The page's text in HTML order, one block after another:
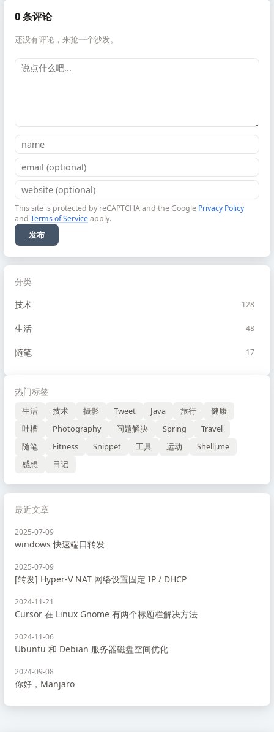
分类
技术
128
生活 48
随笔 17
热门标签
生活 技术 摄影 Tweet Java 旅行
健康
吐槽
Photography 问题解决 Spring
Travel
随笔
Fitness Snippet 工具 运动
Shellj.me
感想
日记
0 条评论
还没有评论，来抢一个沙发。
This site is protected by reCAPTCHA and the Google Privacy Policy
and Terms of Serviceapply.
发布
最近文章
2025-07-09
windows 快速端口转发
2025-07-09
[转发] Hyper-V NAT 网络设置固定 IP / DHCP
2024-11-21
Cursor 在 Linux Gnome 有两个标题栏解决方法
2024-11-06
Ubuntu 和 Debian 服务器磁盘空间优化
2024-09-08
你好，Manjaro